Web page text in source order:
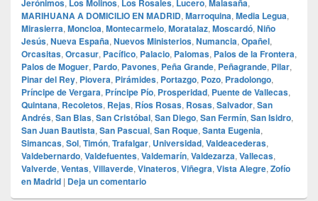
Jerónimos, Los Molinos, Los Rosales, Lucero, Malasaña,
MARIHUANA A DOMICILIO EN MADRID, Marroquina, Media Legua,
Mirasierra, Moncloa, Montecarmelo, Moratalaz, Moscardó, Niño
Jesús, Nueva España, Nuevos Ministerios, Numancia, Opañel,
Orcasitas, Orcasur, Pacífico, Palacio, Palomas, Palos de la Frontera,
Palos de Moguer, Pardo, Pavones, Peña Grande, Peñagrande, Pilar,
Pinar del Rey, Piovera, Pirámides, Portazgo, Pozo, Pradolongo,
Príncipe de Vergara, Príncipe Pío, Prosperidad, Puente de Vallecas,
Quintana, Recoletos, Rejas, Ríos Rosas, Rosas, Salvador, San
Andrés, San Blas, San Cristóbal, San Diego, San Fermín, San Isidro,
San Juan Bautista, San Pascual, San Roque, Santa Eugenia,
Simancas, Sol, Timón, Trafalgar, Universidad, Valdeacederas,
Valdebernardo, Valdefuentes, Valdemarín, Valdezarza, Vallecas,
Valverde, Ventas, Villaverde, Vinateros, Viñegra, Vista Alegre, Zofío
en Madrid | Deja un comentario